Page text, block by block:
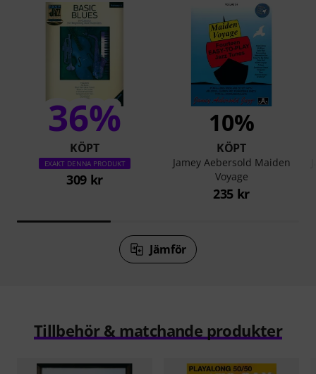
36%
KÖPT
EXAKT DENNA PRODUKT
309 kr
10%
KÖPT
Jamey Aebersold Maiden
Voyage
235 kr
Jämför
Tillbehör & matchande produkter